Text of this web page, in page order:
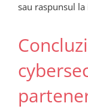
sau raspunsul